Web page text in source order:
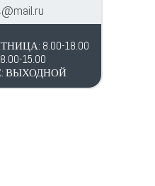
8.00-18.00
15.00
ВЫХОДНОЙ